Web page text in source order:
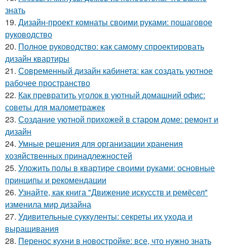
знать
19. Дизайн-проект комнаты своими руками: пошаговое
руководство
20. Полное руководство: как самому спроектировать
дизайн квартиры
21. Современный дизайн кабинета: как создать уютное
рабочее пространство
22. Как превратить уголок в уютный домашний офис:
советы для малометражек
23. Создание уютной прихожей в старом доме: ремонт и
дизайн
24. Умные решения для организации хранения
хозяйственных принадлежностей
25. Уложить полы в квартире своими руками: основные
принципы и рекомендации
26. Узнайте, как книга "Движение искусств и ремёсел"
изменила мир дизайна
27. Удивительные суккуленты: секреты их ухода и
выращивания
28. Перенос кухни в новостройке: все, что нужно знать